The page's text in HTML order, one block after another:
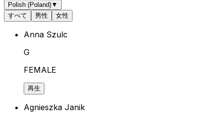
Polish (Poland)▼
すべて
男性 女性
Anna Szulc
G
FEMALE
再生
Agnieszka Janik